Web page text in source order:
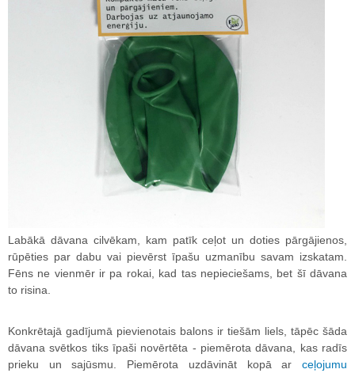
Labākā dāvana cilvēkam, kam patīk ceļot un doties pārgājienos,
rūpēties par dabu vai pievērst īpašu uzmanību savam izskatam.
Fēns ne vienmēr ir pa rokai, kad tas nepieciešams, bet šī dāvana
to risina.
Konkrētajā gadījumā pievienotais balons ir tiešām liels, tāpēc šāda
dāvana svētkos tiks īpaši novērtēta - piemērota dāvana, kas radīs
prieku un sajūsmu. Piemērota uzdāvināt kopā ar ceļojumu